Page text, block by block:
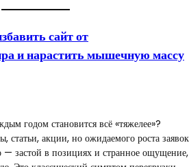
сайт от
и нарастить мышечную массу
годом становится всё «тяжелее»?
статьи, акции, но ожидаемого роста заявок
— застой в позициях и странное ощущение,